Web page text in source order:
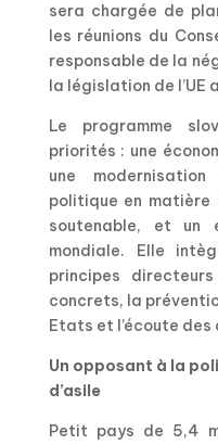
sera chargée de
les réunions du
responsable de la
la législation de l’UE
Le programme
priorités : une
une
politique en matière
soutenable, et un
mondiale. Elle
principes
concrets, la
Etats et l’écoute des
Un opposant à la
d’asile
Petit pays de 5,4